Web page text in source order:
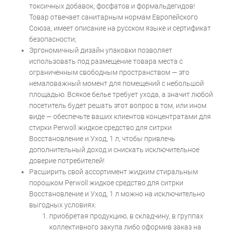
токсичных добавок, фосфатов и формальдегидов!
Товар отвечает санитарным нормам Европейского
Союза, имеет описание на русском языке и сертификат
безопасности;
Эргономичный дизайн упаковки позволяет
использовать под размещение товара места с
ограниченным свободным пространством — это
немаловажный момент для помещений с небольшой
площадью. Всякое белье требует ухода, а значит любой
посетитель будет решать этот вопрос в том, или ином
виде — обеспечьте ваших клиентов концентратами для
стирки Perwoll жидкое средство для ситрки
Восстановление и Уход, 1 л, чтобы привлечь
дополнительный доход и снискать исключительное
доверие потребителей!
Расширить свой ассортимент жидким стиральным
порошком Perwoll жидкое средство для ситрки
Восстановление и Уход, 1 л можно на исключительно
выгодных условиях:
приобретая продукцию, в складчину, в группах
коллективного закупа либо оформив заказ на